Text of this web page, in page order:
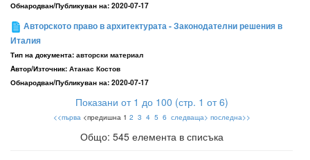
Обнародван/Публикуван на: 2020-07-17
Авторското право в архитектурата - Законодателни решения в
Италия
Тип на документа: авторски материал
Aвтор/Източник: Атанас Костов
Обнародван/Публикуван на: 2020-07-17
Показани от 1 до 100 (стр. 1 от 6)
<<първа<предишна 1 2 3 4 5 6 следваща> последна>>
Общо: 545 елемента в списъка